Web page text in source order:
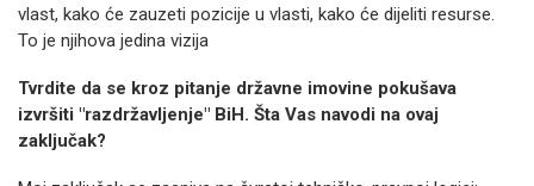
vlast, kako će zauzeti pozicije u vlasti, kako će dijeliti resurse.
To je njihova jedina vizija
Tvrdite da se kroz pitanje državne imovine pokušava
izvršiti "razdržavljenje" BiH. Šta Vas navodi na ovaj
zaključak?